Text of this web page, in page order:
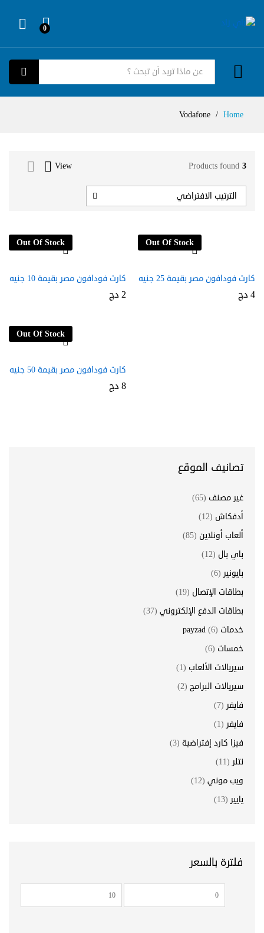
0
كل الفئات
بحث
Home
/
Vodafone
3
Products found
View
الترتيب الافتراضي
Out Of Stock
كارت فودافون مصر بقيمة 10 جنيه
2دج
Out Of Stock
كارت فودافون مصر بقيمة 25 جنيه
4دج
Out Of Stock
كارت فودافون مصر بقيمة 50 جنيه
8دج
تصانيف الموقع
غير مصنف (65)
أدفكاش (12)
ألعاب أونلاين (85)
باي بال (12)
بايونير (6)
بطاقات الإتصال (19)
بطاقات الدفع الإلكتروني (37)
خدمات payzad (6)
خمسات (6)
سيريالات الألعاب (1)
سيريالات البرامج (2)
فايفر (7)
فايفر (1)
فيزا كارد إفتراضية (3)
نتلر (11)
ويب موني (12)
يايير (13)
فلترة بالسعر
أدنى
سعر
أعلى
سعر